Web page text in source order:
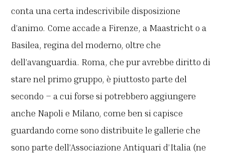
conta una certa indescrivibile disposizione
d’animo. Come accade a Firenze, a Maastricht o a
Basilea, regina del moderno, oltre che
dell’avanguardia. Roma, che pur avrebbe diritto di
stare nel primo gruppo, è piuttosto parte del
secondo – a cui forse si potrebbero aggiungere
anche Napoli e Milano, come ben si capisce
guardando come sono distribuite le gallerie che
sono parte dell’Associazione Antiquari d’Italia (ne